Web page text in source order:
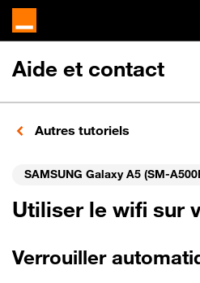
Aide et contact
Autres tutoriels
SAMSUNG Galaxy A5 (SM-
Utiliser le wifi sur
Verrouiller